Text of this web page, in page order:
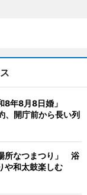
8年8月8日婚」
、開庁前から長い列
所なつまつり」 浴
や和太鼓楽しむ